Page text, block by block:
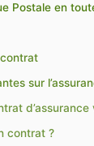
Postale en
sur
contrat ?